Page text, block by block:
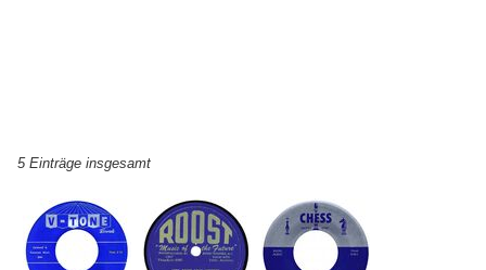
5 Einträge insgesamt